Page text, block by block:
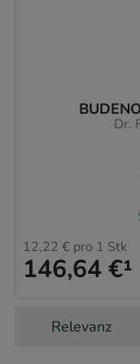
Dr.
146,64 €¹
12,22 € pro 1 Stk